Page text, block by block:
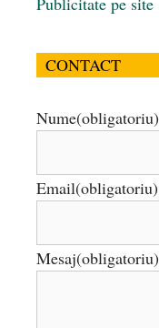
CONTACT
Nume(obligatoriu)
Email(obligatoriu)
Mesaj(obligatoriu)